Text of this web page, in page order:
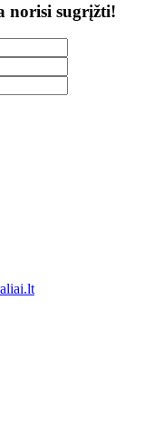
norisi sugrįžti!